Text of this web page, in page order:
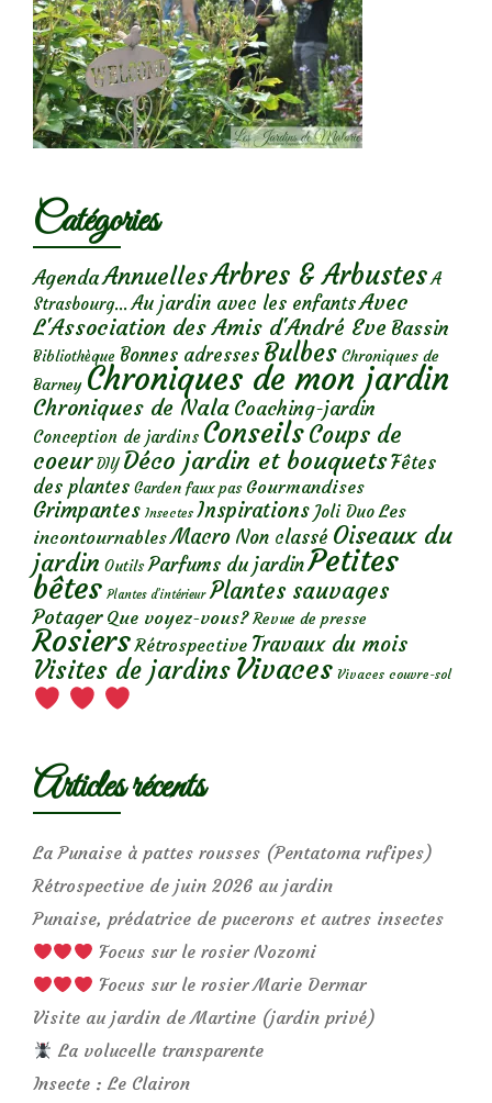
Catégories
AgendaAnnuellesArbres & Arbustes A
Strasbourg... Au jardin avec les enfantsAvec
L'Association des Amis d'André Eve Bassin
Bibliothèque Bonnes adresses Bulbes Chroniques de
Barney Chroniques de mon jardin
Chroniques de Nala Coaching-jardin
Conception de jardins ConseilsCoups de
coeur DIY Déco jardin et bouquetsFêtes
des plantes Garden faux pas Gourmandises
Grimpantes Insectes Inspirations Joli Duo Les
incontournables Macro Non classé Oiseaux du
jardin Outils Parfums du jardinPetites
bêtes Plantes d’intérieur Plantes sauvages
Potager Que voyez-vous? Revue de presse
Rosiers Rétrospective Travaux du mois
Visites de jardins Vivaces Vivaces couvre-sol
Articles récents
La Punaise à pattes rousses (Pentatoma rufipes)
Rétrospective de juin 2026 au jardin
Punaise, prédatrice de pucerons et autres insectes
Focus sur le rosier Nozomi
Focus sur le rosier Marie Dermar
Visite au jardin de Martine (jardin privé)
La volucelle transparente
Insecte : Le Clairon